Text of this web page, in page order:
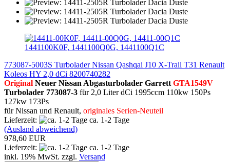
773087-5003S Turbolader Nissan Qashqai J10 X-Trail T31 Renault
Koleos HY 2,0 dCi 8200740282
Original Neuer Nissan Abgasturbolader Garrett GTA1549V
Turbolader 773087-3 für 2,0 Liter dCi 1995ccm 110kw 150Ps
127kw 173Ps
für Nissan und Renault, originales Serien-Neuteil
Lieferzeit:
ca. 1-2 Tage
(Ausland abweichend)
978,60 EUR
Lieferzeit:
ca. 1-2 Tage
inkl. 19% MwSt. zzgl. Versand